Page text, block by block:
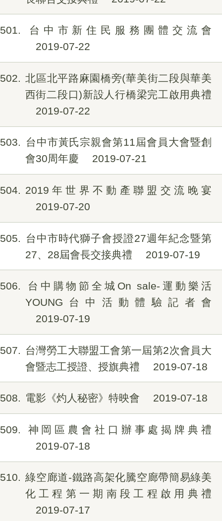
501
台中市新住民服務團體交流會
2019-07-22
502
北區北平路麻園橋旁(華美街二段與華美
西街二段口)新設人行橋梁完工啟用典禮
2019-07-22
503
台中市黃氏宗親會第11屆會員大會暨創
會30周年慶
2019-07-21
504
2019年世界不動產聯盟交流晚宴
2019-07-20
505
台中市時代獅子會授證27週年紀念暨第
27、28屆會長交接典禮
2019-07-19
506
台中購物節全城On sale-運動樂活
YOUNG台中活動體驗記者會
2019-07-19
507
台灣勞工大聯盟工會第一屆第2次會員大
會暨志工授證、授旗典禮
2019-07-18
508 電影《灼人秘密》特映會 2019-07-18
509
神岡區農會社口辦事處揭牌典禮
2019-07-18
510
綠空廊道-鐵路高架化騰空廊帶簡易綠美
化工程第一期南段工程啟用典禮
2019-07-17